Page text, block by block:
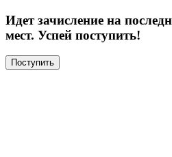
Идет зачисление на
мест. Успей поступить!
Поступить